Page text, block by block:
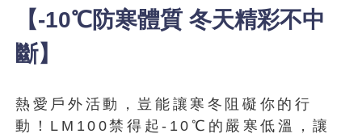
【-10℃防寒體質 冬天精彩不中
斷】
熱愛戶外活動，豈能讓寒冬阻礙你的行
動！LM100禁得起-10℃的嚴寒低溫，讓